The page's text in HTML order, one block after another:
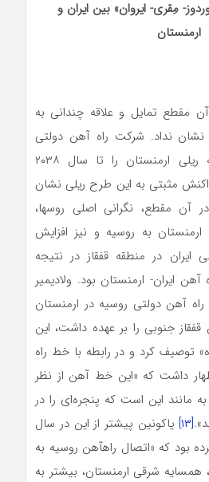
مِقری- ایروان» بین ایران و
ارمنستان
مقطع تمایل و علاقه چندانی به
نداد. شرکت راه­ آهن دولتی
روسیه که کنترل شبکه ریلی ارمنستان را تا سال ۲۰۳۸
واکنش مثبتی به این طرح ریلی نشان
آن مقطع، نگرانی اصلی روس­ها،
به روسیه و نیز افزایش
ایران در منطقه قفقاز در نتیجه
ایران- ارمنستان بود. ولادیمیر
آهن دولتی روسیه در ارمنستان
جنوبی را بر عهده داشت، این
توصیف کرد و در رابطه با خط راه
داشت که «­این خط آهن از نظر
مانند این است که پنجره‌ای را در
[۱۳]
یاکونین پیش­تر از این در سال
کرده بود که «اتصال راه­آهن روسیه به
همسایه شرقی ارمنستان، بیشتر به